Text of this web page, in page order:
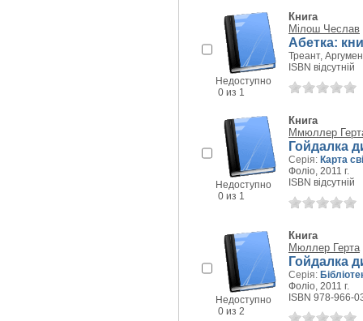
Недоступно
0 из 1
Книга
Мілош Чеслав
Абетка:
Треант,
ISBN відсутній
Недоступно
0 из 1
Книга
Ммюллер
Гойдалка
Серія: Карта
Фоліо, 2011 г.
ISBN відсутній
Недоступно
0 из 2
Книга
Мюллер Герта
Гойдалка
Серія:
Фоліо, 2011 г.
ISBN 978-966-